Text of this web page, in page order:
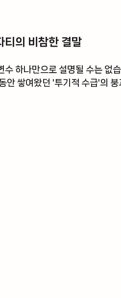
티의 비참한 결말
수 하나만으로 설명될 수는 없
안 쌓여왔던 '투기적 수급'의 붕